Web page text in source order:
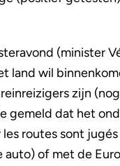
(minister
land wil
zijn
gemeld dat het
routes sont
auto) of met de